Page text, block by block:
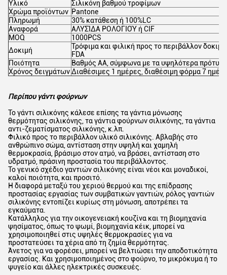
Υλικό
Σιλικόνη βαθμού τροφίμων
Χρώμα προϊόντων Pantone
Πληρωμή
30% κατάθεση ή 100%LC
Αναφορά
ΑΛΥΣΊΔΑ ΡΟΛΟΓΙΟΎ ή CIF
MOQ
1000PCS
Δοκιμή
Τρόφιμα και φιλική προς το περιβάλλον
FDA
Ποιότητα
Βαθμός AA, σύμφωνα με τα υψηλότερα
Χρόνος δειγμάτωνΔιαθέσιμες 1 ημέρες, διαθέσιμη φόρμα 7
Περίπου γάντι φούρνων
Το γάντι σιλικόνης κάλεσε επίσης τα γάντια μόνωσης
θερμότητας σιλικόνης, τα γάντια φούρνων σιλικόνης, τα γάντια
αντι-ζεματίσματος σιλικόνης, κ.λπ.
Φιλικό προς το περιβάλλον υλικό σιλικόνης. Αβλαβής στο
ανθρώπινο σώμα, αντίσταση στην υψηλή και χαμηλή
θερμοκρασία, βράσιμο στον ατμό, να βράσει, αντίσταση στο
υδρατμό, πράσινη προστασία του περιβάλλοντος.
Το γενικό σχέδιο γαντιών σιλικόνης είναι νέοι και μοναδικοί,
καλοί ποιότητα, και προσιτό.
Η διαφορά μεταξύ του χεριού θερμού και της επίδρασης
προστασίας εργασίας των συμβατικών γαντιών, ρόλος γαντιών
σιλικόνης εντοπίζει κυρίως στη μόνωση, αποτρέπει τα
εγκαύματα.
Κατάλληλος για την οικογενειακή κουζίνα και τη βιομηχανία
ψησίματος, όπως το ψωμί, βιομηχανία κέικ, μπορεί να
χρησιμοποιηθεί στις υψηλές θερμοκρασίες για να
προστατεύσει τα χέρια από τη ζημία θερμότητας.
Άνετος για να φορέσει, μπορεί να βελτιώσει την αποδοτικότητα
εργασίας. Και χρησιμοποιημένος στο φούρνο, το μικρόκυμα ή το
ψυγείο και άλλες ηλεκτρικές συσκευές.